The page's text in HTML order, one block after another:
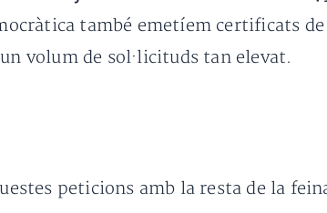
també emetíem certificats
volum de sol·licituds tan elevat.
peticions amb la resta de la